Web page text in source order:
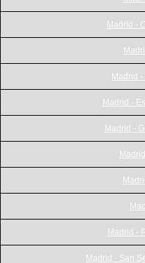
Madrid -
Madrid -
Madrid -
Madrid -
Madrid -
Madrid - San